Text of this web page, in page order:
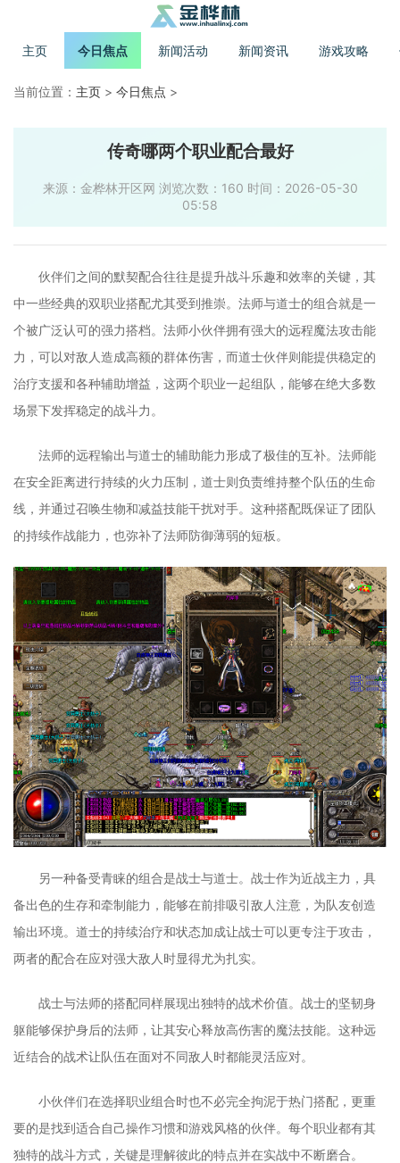
主页 今日焦点 新闻活动 新闻资讯 游戏攻略
当前位置： 主页 > 今日焦点 >
传奇哪两个职业配合最好
来源：金桦林开区网 浏览次数：160 时间：2026-05-30
05:58
伙伴们之间的默契配合往往是提升战斗乐趣和效率的关键，其
中一些经典的双职业搭配尤其受到推崇。法师与道士的组合就是一
个被广泛认可的强力搭档。法师小伙伴拥有强大的远程魔法攻击能
力，可以对敌人造成高额的群体伤害，而道士伙伴则能提供稳定的
治疗支援和各种辅助增益，这两个职业一起组队，能够在绝大多数
场景下发挥稳定的战斗力。
法师的远程输出与道士的辅助能力形成了极佳的互补。法师能
在安全距离进行持续的火力压制，道士则负责维持整个队伍的生命
线，并通过召唤生物和减益技能干扰对手。这种搭配既保证了团队
的持续作战能力，也弥补了法师防御薄弱的短板。
另一种备受青睐的组合是战士与道士。战士作为近战主力，具
备出色的生存和牵制能力，能够在前排吸引敌人注意，为队友创造
输出环境。道士的持续治疗和状态加成让战士可以更专注于攻击，
两者的配合在应对强大敌人时显得尤为扎实。
战士与法师的搭配同样展现出独特的战术价值。战士的坚韧身
躯能够保护身后的法师，让其安心释放高伤害的魔法技能。这种远
近结合的战术让队伍在面对不同敌人时都能灵活应对。
小伙伴们在选择职业组合时也不必完全拘泥于热门搭配，更重
要的是找到适合自己操作习惯和游戏风格的伙伴。每个职业都有其
独特的战斗方式，关键是理解彼此的特点并在实战中不断磨合。